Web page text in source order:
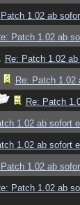
Patch 1.02 ab
Patch 1.02 ab
Re: Patch 1.02
Re: Patch
Re: Patch
1.02 ab sofort
1.02 ab sofort
Patch 1.02 ab
Patch 1.02 ab